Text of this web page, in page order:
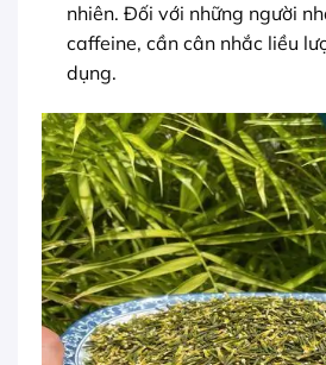
nhiên. Đối với những người
caffeine, cần cân nhắc liều
dụng.